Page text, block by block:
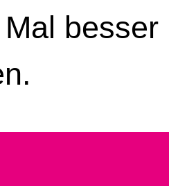
besser